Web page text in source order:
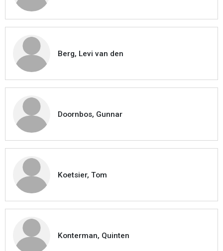
Berg, Levi van den
Doornbos, Gunnar
Koetsier, Tom
Konterman, Quinten